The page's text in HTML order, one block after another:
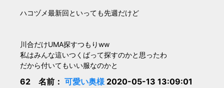
ハコヅメ最新回といっても先週だけど
川合だけUMA探すつもりww
私はみんな這いつくばって探すのかと思ったわ
だから付いてもいい服なのかと
62 名前： 可愛い奥様2020-05-13 13:09:01